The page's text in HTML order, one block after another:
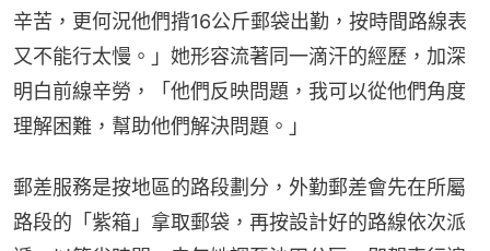
辛苦，更何況他們揹16公斤郵袋出勤，按時間路線表
又不能行太慢。」她形容流著同一滴汗的經歷，加深
明白前線辛勞，「他們反映問題，我可以從他們角度
理解困難，幫助他們解決問題。」
郵差服務是按地區的路段劃分，外勤郵差會先在所屬
路段的「紫箱」拿取郵袋，再按設計好的路線依次派